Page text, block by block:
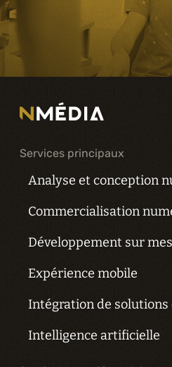
Services principaux
Analyse et conception
Commercialisation
Développement sur
Expérience mobile
Intégration de solutions
Intelligence artificielle